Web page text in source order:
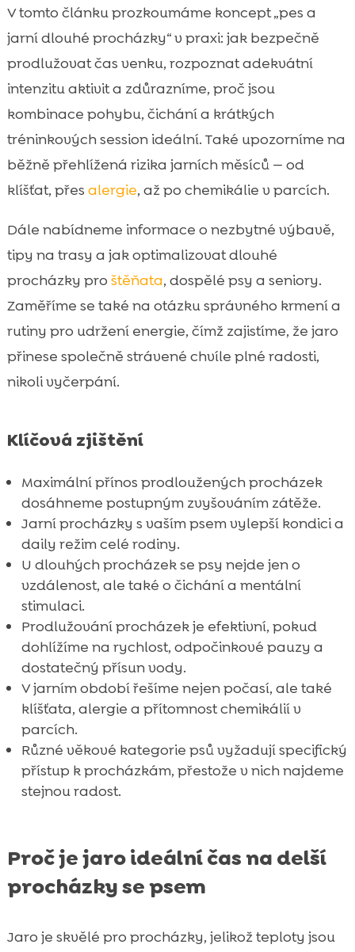
 Trénink během chůze: jak z delší procházky
udělat zábavný „workout“
Čichání, hry a obohacení prostředí: jak
zvýšit kvalitu bez navyšování kilometrů
Jak přizpůsobit delší procházky štěněti,
dospělému psovi a seniorovi

Jarní procházky podle typu trasy: město,
les, pole i voda
 Výživa a energie na delší jarní procházky:

CricksyDog jako parťák na delší procházky:
hypoalergenní krmivo a doplňky
 Jak si udržet motivaci a udělat z delších
procházek dlouhodobý návyk
Závěr
FAQ
V tomto článku prozkoumáme koncept „pes a
jarní dlouhé procházky“ v praxi: jak bezpečně
prodlužovat čas venku, rozpoznat adekvátní
intenzitu aktivit a zdůrazníme, proč jsou
kombinace pohybu, čichání a krátkých
tréninkových session ideální. Také upozorníme na
běžně přehlížená rizika jarních měsíců — od
klíšťat, přes alergie, až po chemikálie v parcích.
Dále nabídneme informace o nezbytné výbavě,
tipy na trasy a jak optimalizovat dlouhé
procházky pro štěňata, dospělé psy a seniory.
Zaměříme se také na otázku správného krmení a
rutiny pro udržení energie, čímž zajistíme, že jaro
přinese společně strávené chvíle plné radosti,
nikoli vyčerpání.
Klíčová zjištění
Maximální přínos prodloužených procházek
dosáhneme postupným zvyšováním zátěže.
Jarní procházky s vaším psem vylepší kondici a
daily režim celé rodiny.
U dlouhých procházek se psy nejde jen o
vzdálenost, ale také o čichání a mentální
stimulaci.
Prodlužování procházek je efektivní, pokud
dohlížíme na rychlost, odpočinkové pauzy a
dostatečný přísun vody.
V jarním období řešíme nejen počasí, ale také
klíšťata, alergie a přítomnost chemikálií v
parcích.
Různé věkové kategorie psů vyžadují specifický
přístup k procházkám, přestože v nich najdeme
stejnou radost.
Proč je jaro ideální čas na delší
procházky se psem
Jaro je skvělé pro procházky, jelikož teploty jsou